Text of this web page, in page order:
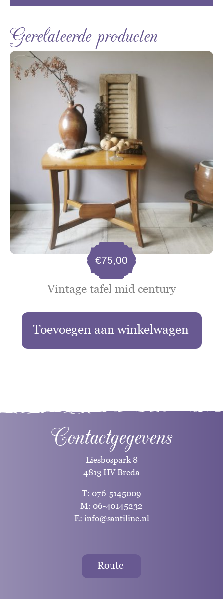
Gerelateerde producten
Vintage tafel mid century
€75,00
Toevoegen aan winkelwagen
Contactgegevens
Liesbospark 8
4813 HV Breda
T: 076-5145009
M: 06-40145232
E: info@santiline.nl
Route